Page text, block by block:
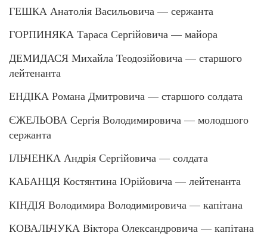
ГЕШКА Анатолія Васильовича — сержанта
ГОРПИНЯКА Тараса Сергійовича — майора
ДЕМИДАСЯ Михайла Теодозійовича — старшого
лейтенанта
ЕНДІКА Романа Дмитровича — старшого солдата
ЄЖЕЛЬОВА Сергія Володимировича — молодшого
сержанта
ІЛЬЧЕНКА Андрія Сергійовича — солдата
КАБАНЦЯ Костянтина Юрійовича — лейтенанта
КІНДІЯ Володимира Володимировича — капітана
КОВАЛЬЧУКА Віктора Олександровича — капітана